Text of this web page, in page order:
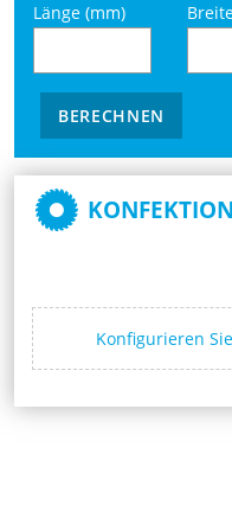
Länge (mm)
BERECHNEN
KONFEKTION
Konfigurieren